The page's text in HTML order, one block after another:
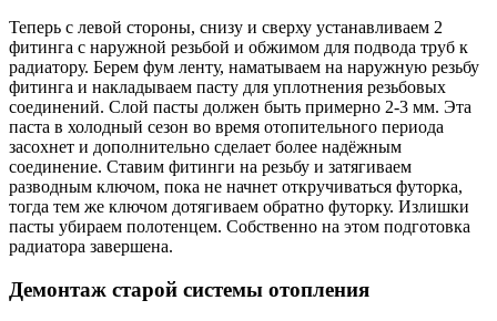
Теперь с левой стороны, снизу и сверху устанавливаем 2
фитинга с наружной резьбой и обжимом для подвода труб к
радиатору. Берем фум ленту, наматываем на наружную резьбу
фитинга и накладываем пасту для уплотнения резьбовых
соединений. Слой пасты должен быть примерно 2-3 мм. Эта
паста в холодный сезон во время отопительного периода
засохнет и дополнительно сделает более надёжным
соединение. Ставим фитинги на резьбу и затягиваем
разводным ключом, пока не начнет откручиваться футорка,
тогда тем же ключом дотягиваем обратно футорку. Излишки
пасты убираем полотенцем. Собственно на этом подготовка
радиатора завершена.
Демонтаж старой системы отопления